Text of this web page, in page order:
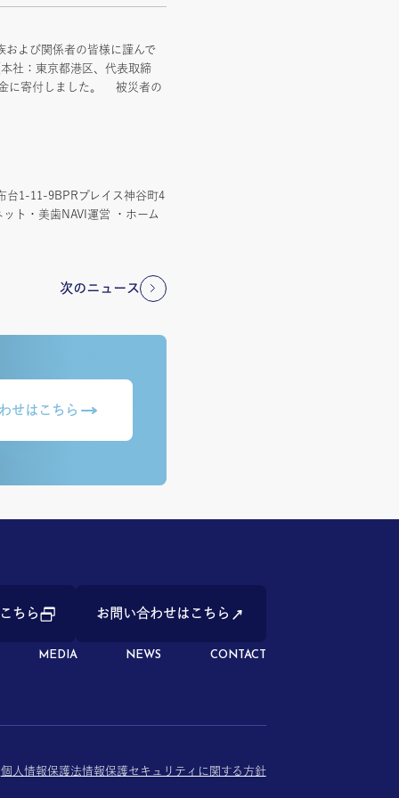
および関係者の皆様に謹んで
社：東京都港区、代表取締
金に寄付しました。 被災者の
1-11-9BPRプレイス神谷町4
ト・美歯NAVI運営 ・ホーム
次のニュース
せはこちら
ちら お問い合わせはこちら
MEDIA NEWS CONTACT
個人情報保護法情報保護セキュリティに関する方針